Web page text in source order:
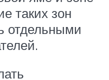
таких зон
отдельными